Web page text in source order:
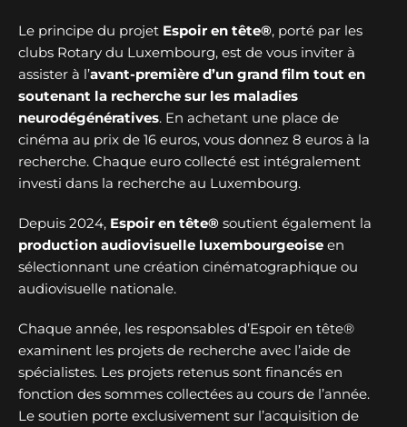
Le principe du projet Espoir en tête®, porté par les
clubs Rotary du Luxembourg, est de vous inviter à
assister à l’avant-première d’un grand film tout en
soutenant la recherche sur les maladies
neurodégénératives. En achetant une place de
cinéma au prix de 16 euros, vous donnez 8 euros à la
recherche. Chaque euro collecté est intégralement
investi dans la recherche au Luxembourg.
Depuis 2024, Espoir en tête® soutient également la
production audiovisuelle luxembourgeoise en
sélectionnant une création cinématographique ou
audiovisuelle nationale.
Chaque année, les responsables d’Espoir en tête®
examinent les projets de recherche avec l’aide de
spécialistes. Les projets retenus sont financés en
fonction des sommes collectées au cours de l’année.
Le soutien porte exclusivement sur l’acquisition de